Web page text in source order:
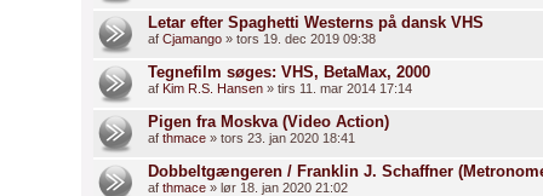
Letar efter Spaghetti Westerns på dansk VHS
af Cjamango » tors 19. dec 2019 09:38
Tegnefilm søges: VHS, BetaMax, 2000
af Kim R.S. Hansen » tirs 11. mar 2014 17:14
Pigen fra Moskva (Video Action)
af thmace » tors 23. jan 2020 18:41
Dobbeltgængeren / Franklin J. Schaffner
af thmace » lør 18. jan 2020 21:02